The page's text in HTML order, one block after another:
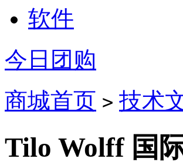
软件
今日团购
商城首页 > 技术
Tilo Wolff 国